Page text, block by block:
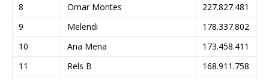
8
Omar Montes
227.827.481
9
Melendi
178.337.802
10
Ana Mena
173.458.411
11
Rels B
168.911.758